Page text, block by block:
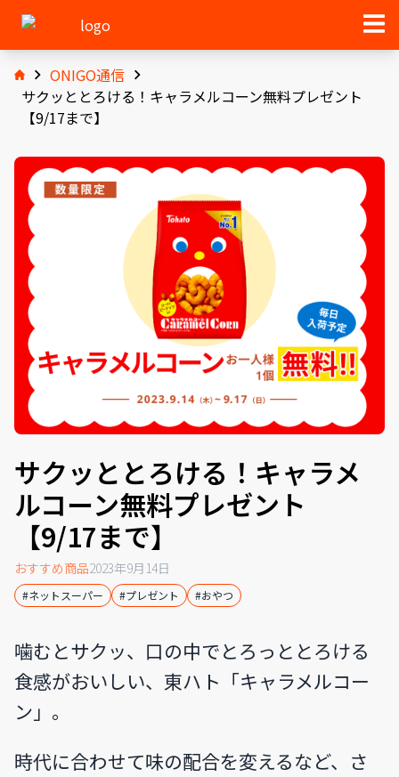
ONIGO通信
サクッととろける！キャラメルコーン無料プレゼント
【9/17まで】
サクッととろける！キャラメ
ルコーン無料プレゼント
【9/17まで】
おすすめ商品2023年9月14日
#ネットスーパー #プレゼント #おやつ
噛むとサクッ、口の中でとろっととろける
食感がおいしい、東ハト「キャラメルコー
ン」。
時代に合わせて味の配合を変えるなど、さ